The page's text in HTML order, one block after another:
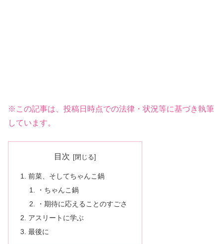
※この記事は、投稿日時点での法律・状況等に基づき執筆
しています。
目次
前菜、そしてちゃんこ鍋
・ちゃんこ鍋
・期待に応えることのすごさ
アスリートに学ぶ
最後に